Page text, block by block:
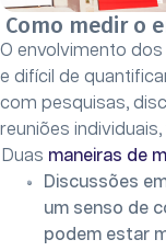
Como medir o
O envolvimento
e difícil de
com pesquisas,
reuniões
Duas maneiras de
Discussões
um senso de
podem estar